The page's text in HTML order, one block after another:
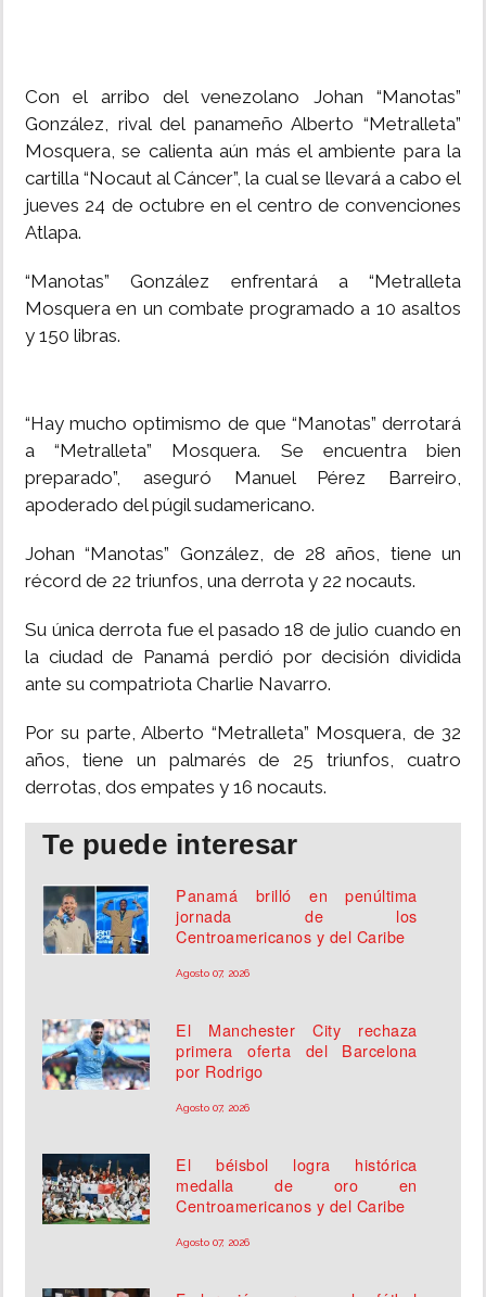
Con el arribo del venezolano Johan “Manotas”
González, rival del panameño Alberto “Metralleta”
Mosquera, se calienta aún más el ambiente para la
cartilla “Nocaut al Cáncer”, la cual se llevará a cabo el
jueves 24 de octubre en el centro de convenciones
Atlapa.
“Manotas” González enfrentará a “Metralleta
Mosquera en un combate programado a 10 asaltos
y 150 libras.
“Hay mucho optimismo de que “Manotas” derrotará
a “Metralleta” Mosquera. Se encuentra bien
preparado”, aseguró Manuel Pérez Barreiro,
apoderado del púgil sudamericano.
Johan “Manotas” González, de 28 años, tiene un
récord de 22 triunfos, una derrota y 22 nocauts.
Su única derrota fue el pasado 18 de julio cuando en
la ciudad de Panamá perdió por decisión dividida
ante su compatriota Charlie Navarro.
Por su parte, Alberto “Metralleta” Mosquera, de 32
años, tiene un palmarés de 25 triunfos, cuatro
derrotas, dos empates y 16 nocauts.
Te puede interesar
Panamá brilló en penúltima
jornada de los
Centroamericanos y del Caribe
Agosto 07, 2026
El Manchester City rechaza
primera oferta del Barcelona
por Rodrigo
Agosto 07, 2026
El béisbol logra histórica
medalla de oro en
Centroamericanos y del Caribe
Agosto 07, 2026